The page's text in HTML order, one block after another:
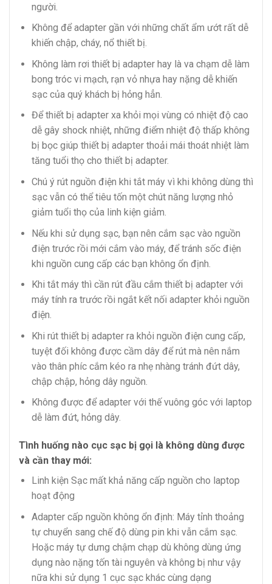
người.
Không để adapter gần với những chất ẩm ướt rất dễ
khiến chập, cháy, nổ thiết bị.
Không làm rơi thiết bị adapter hay là va chạm dễ làm
bong tróc vi mạch, rạn vỏ nhựa hay nặng dễ khiến
sạc của quý khách bị hỏng hẳn.
Để thiết bị adapter xa khỏi mọi vùng có nhiệt độ cao
dễ gây shock nhiệt, những điểm nhiệt độ thấp không
bị bọc giúp thiết bị adapter thoải mái thoát nhiệt làm
tăng tuổi thọ cho thiết bị adapter.
Chú ý rút nguồn điện khi tắt máy vì khi không dùng thì
sạc vẫn có thể tiêu tốn một chút năng lượng nhỏ
giảm tuổi thọ của linh kiện giảm.
Nếu khi sử dụng sạc, bạn nên cắm sạc vào nguồn
điện trước rồi mới cắm vào máy, để tránh sốc điện
khi nguồn cung cấp các bạn không ổn định.
Khi tắt máy thì cần rút đầu cắm thiết bị adapter với
máy tính ra trước rồi ngắt kết nối adapter khỏi nguồn
điện.
Khi rút thiết bị adapter ra khỏi nguồn điện cung cấp,
tuyệt đối không được cầm dây để rút mà nên nắm
vào thân phíc cắm kéo ra nhẹ nhàng tránh đứt dây,
chập chập, hỏng dây nguồn.
Không được để adapter với thế vuông góc với laptop
dễ làm đứt, hỏng dây.
Tình huống nào cục sạc bị gọi là không dùng được
và cần thay mới:
Linh kiện Sạc mất khả năng cấp nguồn cho laptop
hoạt động
Adapter cấp nguồn không ổn định: Máy tỉnh thoảng
tự chuyển sang chế độ dùng pin khi vẫn cắm sạc.
Hoặc máy tự dưng chậm chạp dù không dùng ứng
dụng nào nặng tốn tài nguyên và không bị như vậy
nữa khi sử dụng 1 cục sạc khác cùng dạng